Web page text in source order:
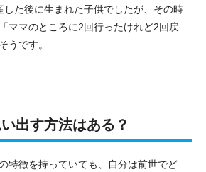
した後に生まれた子供でしたが、その時
ママのところに2回行ったけれど2回戻
うです。
出す方法はある？
特徴を持っていても、自分は前世でど